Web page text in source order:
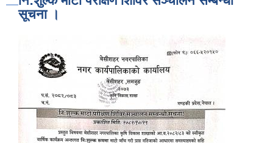
सूचना ।